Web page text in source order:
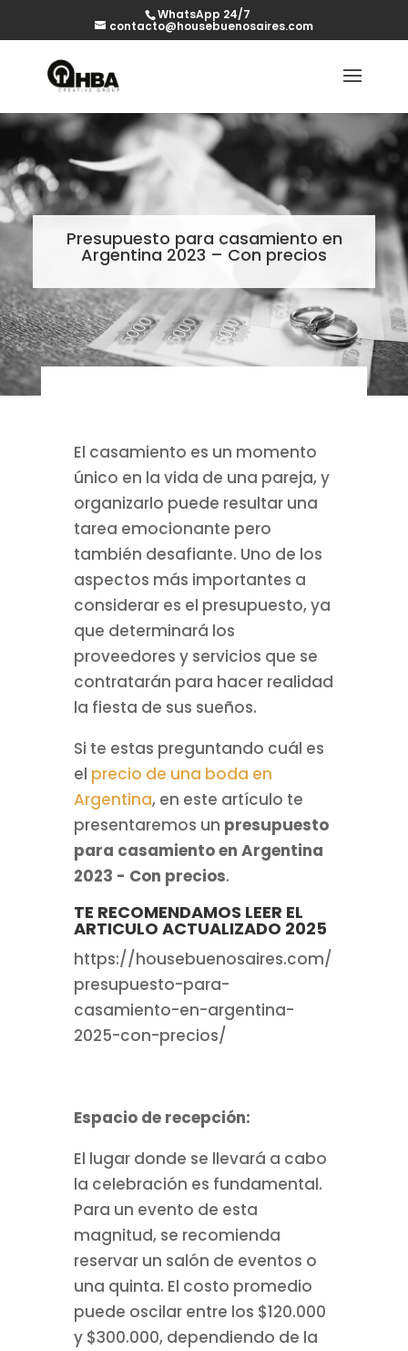
WhatsApp 24/7
contacto@housebuenosaires.com
Presupuesto para casamiento en
Argentina 2023 – Con precios
El casamiento es un momento
único en la vida de una pareja, y
organizarlo puede resultar una
tarea emocionante pero
también desafiante. Uno de los
aspectos más importantes a
considerar es el presupuesto, ya
que determinará los
proveedores y servicios que se
contratarán para hacer realidad
la fiesta de sus sueños.
Si te estas preguntando cuál es
el precio de una boda en
Argentina, en este artículo te
presentaremos un presupuesto
para casamiento en Argentina
2023 - Con precios.
TE RECOMENDAMOS LEER EL
ARTICULO ACTUALIZADO 2025
https://housebuenosaires.com/
presupuesto-para-
casamiento-en-argentina-
2025-con-precios/
Espacio de recepción:
El lugar donde se llevará a cabo
la celebración es fundamental.
Para un evento de esta
magnitud, se recomienda
reservar un salón de eventos o
una quinta. El costo promedio
puede oscilar entre los $120.000
y $300.000, dependiendo de la